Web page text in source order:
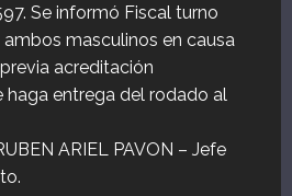
Se informó Fiscal turno
masculinos en causa
acreditación
entrega del rodado al
ARIEL PAVON – Jefe